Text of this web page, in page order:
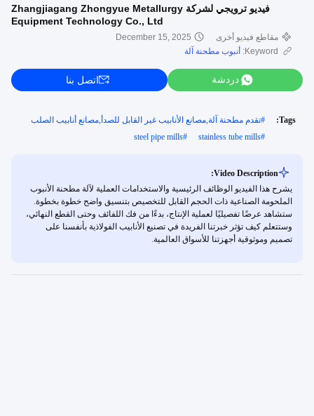
فيديو ترويجي لشركة Zhangjiagang Zhongyue Metallurgy
Equipment Technology Co., Ltd
مقاطع فيديو أخرى
December 15, 2025
Keyword:
أنبوب مطحنة آلة
دردشة اتصل بنا
Tags:
#تقدم مطحنة آلة,مصانع الأنابيب غير القابل للصدأ,مصانع أنابيب الصلب
#
stainless tube mills
#
steel pipe mills
Video Description:
يشرح هذا الفيديو الوظائف الرئيسية والاستخدامات العملية لآلة مطحنة الأنبوب
الملحومة الصناعية ذات الحجم القابل للتخصيص بتنسيق واضح خطوة بخطوة.
ستشاهد عرضًا تفصيليًا لعملية الإنتاج، بدءًا من فك اللفائف وحتى القطع النهائي،
وستتعلم كيف تؤثر خبرتنا الفريدة في تصنيع الأنابيب الفولاذية بأنفسنا على
تصميم وموثوقية أجهزتنا للأسواق العالمية.